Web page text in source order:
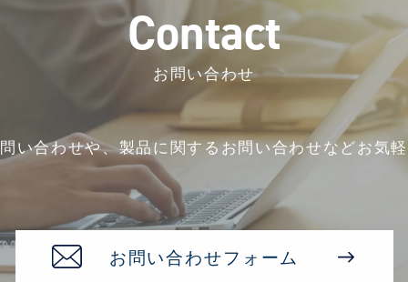
Contact
お問い合わせ
い合わせや、製品に関するお問い合わせなどお気
お問い合わせフォーム